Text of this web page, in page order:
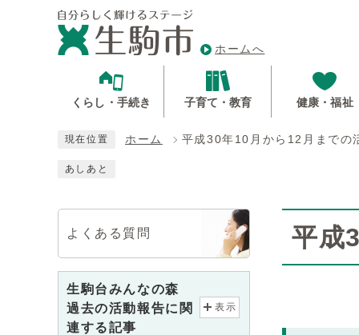
ホームへ
くらし・手続き 子育て・教育 健康・福祉
現在位置 ホーム 平成30年10月から12月までの
あしあと
平成
よくある質問
生駒台みんなの森
過去の活動報告に関
連する記事
表示